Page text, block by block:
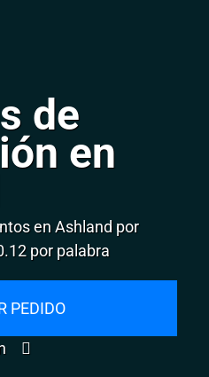
de
en
en Ashland por
por palabra
PEDIDO